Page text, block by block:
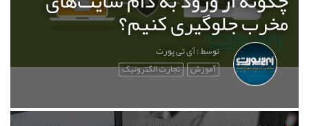
مخرب جلوگیری کنیم؟
توسط : آی تی پورت
آموزش تجارت الکترونیک